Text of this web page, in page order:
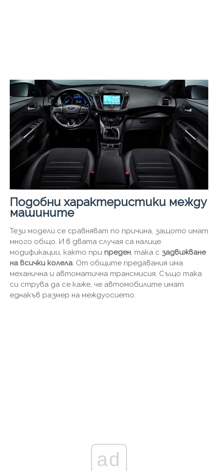
Подобни характеристики между
машините
Тези модели се сравняват по причина, защото имат
много общо. И в двата случая са налице
модификации, както при преден, така с задвижване
на всички колела. От общите предавания има
механична и автоматична трансмисия. Също така
си струва да се каже, че автомобилите имат
еднакъв размер на междуосието.
ad